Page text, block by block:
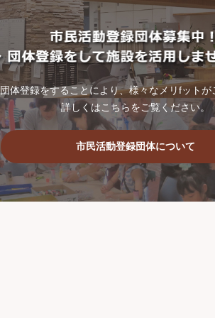
団体登録をすることにより、様々なメリfットが
詳しくはこちらをご覧ください。
市民活動登録団体について